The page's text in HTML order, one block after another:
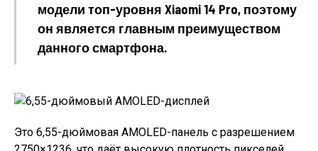
модели топ-уровня Xiaomi 14 Pro, поэтому
он является главным преимуществом
данного смартфона.
Это 6,55-дюймовая AMOLED-панель с разрешением